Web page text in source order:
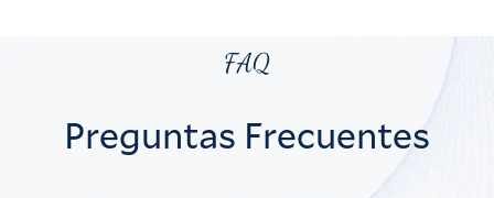
FAQ
Preguntas Frecuentes